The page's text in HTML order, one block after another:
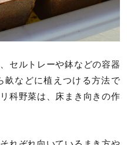
セルトレーや鉢などの容器
畝などに植えつける方法で
科野菜は、床まき向きの作